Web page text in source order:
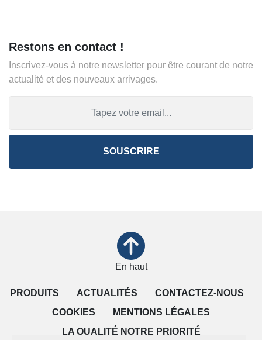
Restons en contact !
Inscrivez-vous à notre newsletter pour être courant de notre
actualité et des nouveaux arrivages.
SOUSCRIRE
PRODUITS ACTUALITÉS
CONTACTEZ-NOUS
COOKIES
MENTIONS LÉGALES
LA QUALITÉ NOTRE PRIORITÉ
En haut